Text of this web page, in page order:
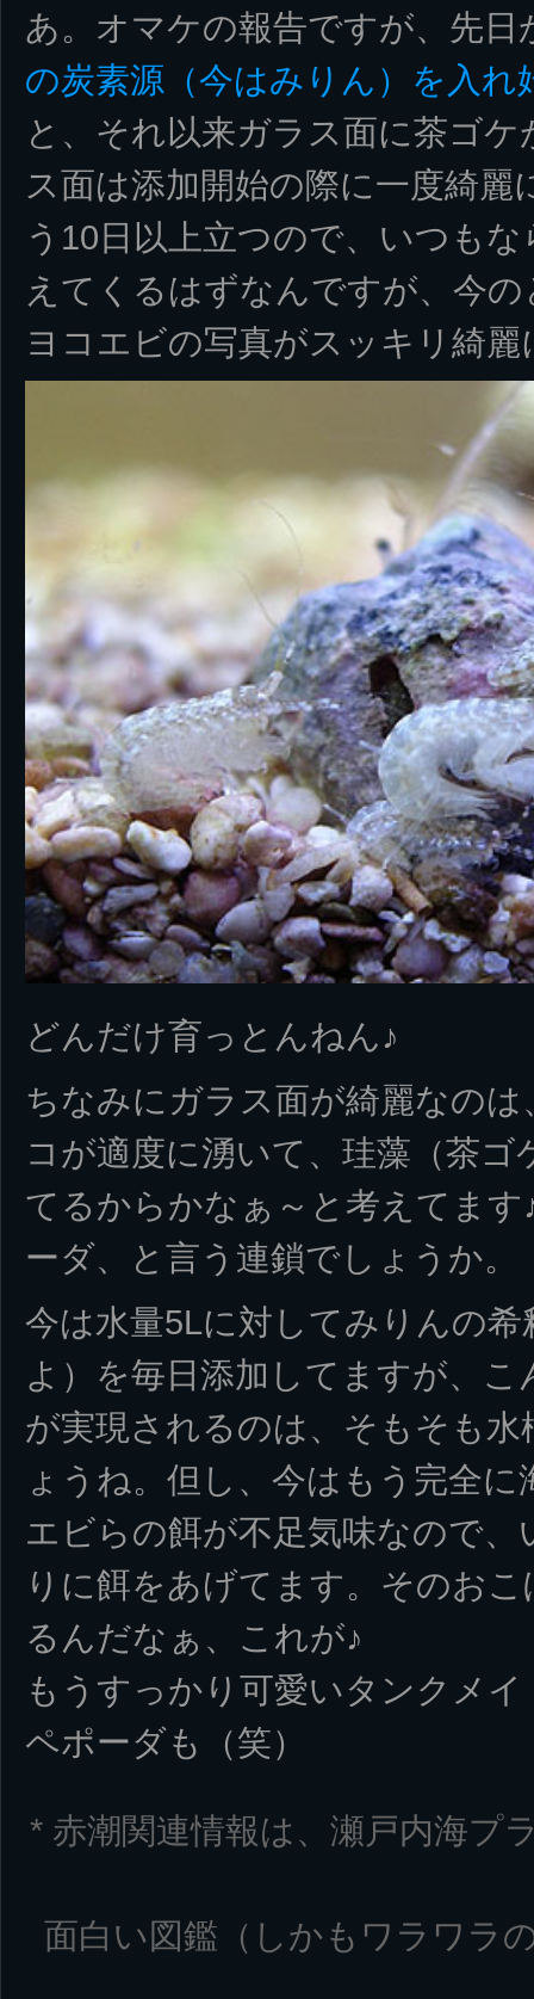
あ。オマケの報告ですが、先日
の炭素源（今はみりん）を入れ
と、それ以来ガラス面に茶ゴ
ス面は添加開始の際に一度綺
う10日以上立つので、いつも
えてくるはずなんですが、今
ヨコエビの写真がスッキリ綺
どんだけ育っとんねん♪
ちなみにガラス面が綺麗なの
コが適度に湧いて、珪藻（茶
てるからかなぁ～と考えてま
ーダ、と言う連鎖でしょうか。
今は水量5Lに対してみりんの
よ）を毎日添加してますが、
が実現されるのは、そもそも
ょうね。但し、今はもう完全
エビらの餌が不足気味なので
りに餌をあげてます。そのお
るんだなぁ、これが♪
もうすっかり可愛いタンクメ
ペポーダも（笑）
* 赤潮関連情報は、瀬戸内海プ
面白い図鑑（しかもワラワラ